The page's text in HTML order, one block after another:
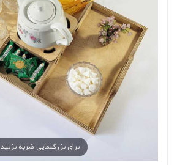
برای بزرگنمایی ضربه بزنید